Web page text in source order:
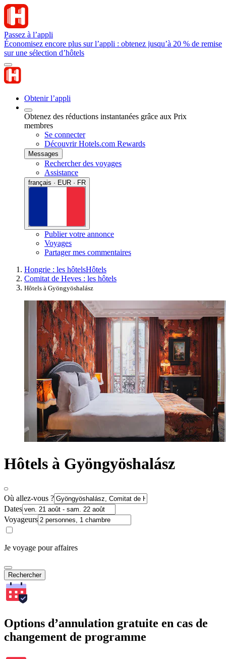
Passez à l’appli
Économisez encore plus sur l’appli : obtenez jusqu’à 20 % de remise
sur une sélection d’hôtels
Obtenir l’appli
Obtenez des réductions instantanées grâce aux Prix
membres
Se connecter
Découvrir Hotels.com Rewards
Messages
Rechercher des voyages
Assistance
français · EUR · FR
Publier votre annonce
Voyages
Partager mes commentaires
Hongrie : les hôtelsHôtels
Comitat de Heves : les hôtels
Hôtels à Gyöngyöshalász
Hôtels à Gyöngyöshalász
Où allez-vous ?
Dates
Voyageurs
Je voyage pour affaires
Rechercher
Options d’annulation gratuite en cas de
changement de programme